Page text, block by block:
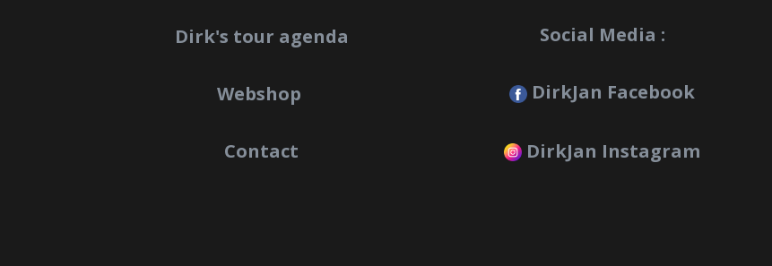
Dirk's tour agenda
Webshop
Contact
Social Media :
DirkJan Facebook
DirkJan Instagram